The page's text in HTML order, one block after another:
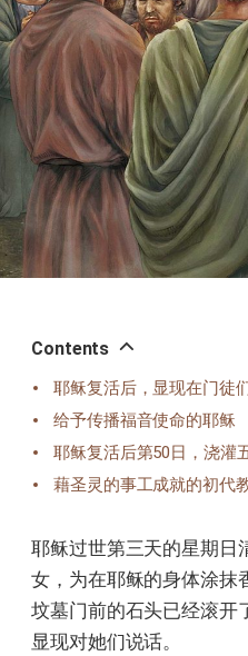
Contents
耶稣复活后，显现在门徒
给予传播福音使命的耶稣
耶稣复活后第50日，浇灌
藉圣灵的事工成就的初代
耶稣过世第三天的星期日
女，为在耶稣的身体涂抹
坟墓门前的石头已经滚开
显现对她们说话。